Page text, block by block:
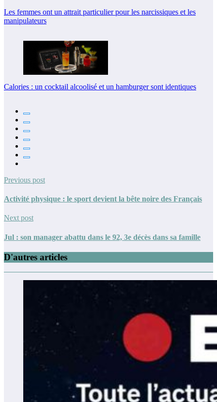
Les femmes ont un attrait particulier pour les narcissiques et les
manipulateurs
Calories : un cocktail alcoolisé et un hamburger sont identiques
Previous post
Activité physique : le sport devient la bête noire des Français
Next post
Jul : son manager abattu dans le 92, 3e décès dans sa famille
D'autres articles